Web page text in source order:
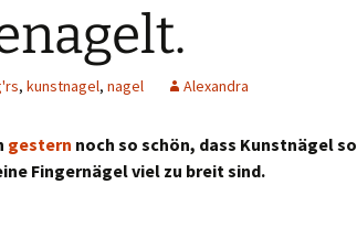
, kunstnagel, nagel Alexandra
gestern noch so schön, dass Kunstnägel so
Fingernägel viel zu breit sind.